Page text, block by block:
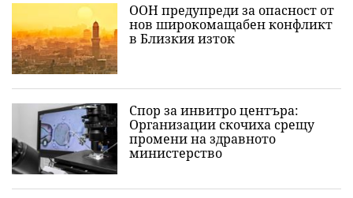
ООН предупреди за опасност от
нов широкомащабен конфликт
в Близкия изток
Спор за инвитро центъра:
Организации скочиха срещу
промени на здравното
министерство